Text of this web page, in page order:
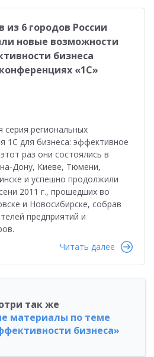
из 6 городов России
новые возможности
бизнеса
«1С»
серия региональных
1С для бизнеса: эффективное
раз они состоялись в
Дону, Киеве, Тюмени,
и успешно продолжили
2011 г., прошедших во
и Новосибирске, собрав
предприятий и
Читать далее
так же
материалы по теме
бизнеса»